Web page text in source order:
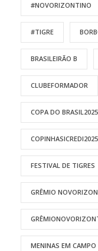
#NOVORIZONTINO
#TIGRE
BRASILEIRÃO B
CLUBEFORMADOR
COPA DO BRASIL2025
COPINHASICREDI2025
FESTIVAL DE TIGRES
GRÊMIO
MENINAS EM CAMPO